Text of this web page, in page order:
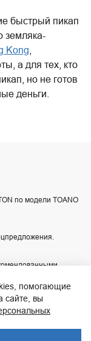
быстрый пикап
земляка-
Kong
а для тех, кто
но не готов
деньги.
по модели TOANO
любой продукции
договора
характеристик,
в
по
помогающие
сайте, вы